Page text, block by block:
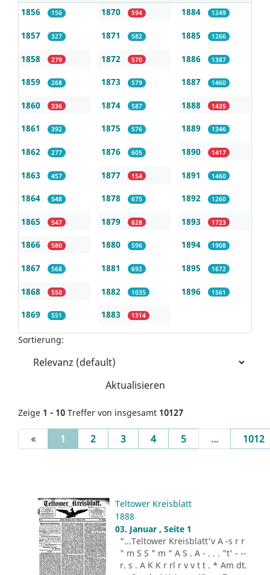
1856 156
1857 327
1858 279
1859 268
1860 336
1861 392
1862 277
1863 457
1864 548
1865 547
1866 580
1867 568
1868 550
1869 551
1870 594
1871 582
1872 570
1873 579
1874 587
1875 576
1876 605
1877 154
1878 675
1879 628
1880 596
1881 692
1882 1035
1883 1314
1884 1249
1885 1266
1886 1387
1887 1460
1888 1435
1889 1346
1890 1417
1891 1460
1892 1260
1893 1723
1894 1908
1895 1672
1896 1561
Sortierung:
Aktualisieren
Zeige 1 - 10 Treffer von insgesamt 10127
« 1 (current)
2 3 4 5 ... 1012
Teltower Kreisblatt
1888
03. Januar , Seite 1
"...Teltower Kreisblatt'v A -s r r
" m S S " m " A S . A - . . . "t' - --
r. s . A K K r rl r v v t t . * Am dt.